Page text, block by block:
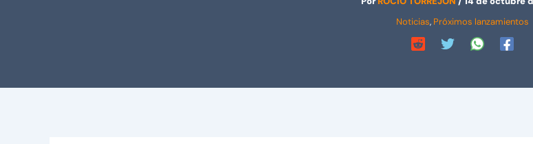
Noticias, Próximos lanzamientos